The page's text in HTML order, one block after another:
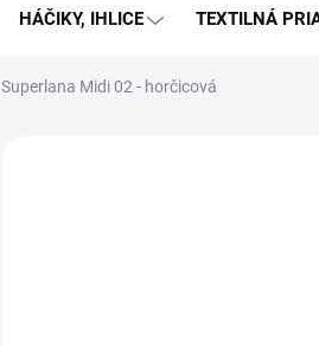
HÁČIKY, IHLICE TEXTILNÁ
Superlana Midi 02 - horčicová